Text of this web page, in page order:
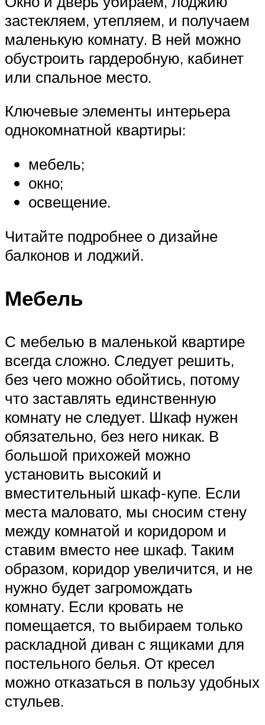
застекляем, утепляем, и получаем
маленькую комнату. В ней можно
обустроить гардеробную, кабинет
или спальное место.
Ключевые элементы интерьера
однокомнатной квартиры:
мебель;
окно;
освещение.
Читайте подробнее о дизайне
балконов и лоджий.
Мебель
С мебелью в маленькой квартире
всегда сложно. Следует решить,
без чего можно обойтись, потому
что заставлять единственную
комнату не следует. Шкаф нужен
обязательно, без него никак. В
большой прихожей можно
установить высокий и
вместительный шкаф-купе. Если
места маловато, мы сносим стену
между комнатой и коридором и
ставим вместо нее шкаф. Таким
образом, коридор увеличится, и не
нужно будет загромождать
комнату. Если кровать не
помещается, то выбираем только
раскладной диван с ящиками для
постельного белья. От кресел
можно отказаться в пользу удобных
стульев.